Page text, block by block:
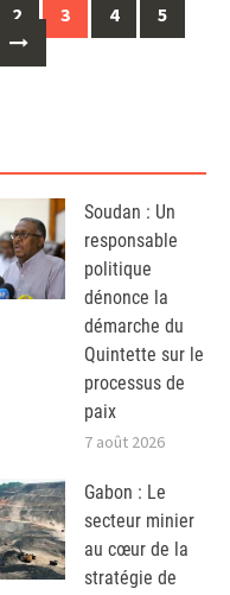
2 3 4
5
Soudan : Un
responsable
politique
dénonce la
démarche du
Quintette sur le
processus de
paix
7 août 2026
Gabon : Le
secteur minier
au cœur de la
stratégie de